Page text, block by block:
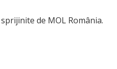
de MOL România.